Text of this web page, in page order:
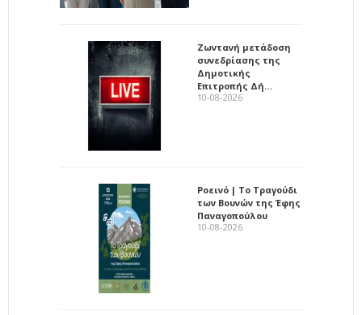
Ζωντανή μετάδοση
συνεδρίασης της
Δημοτικής
Επιτροπής Δή…
10-08-2026
Ροεινό | Το Τραγούδι
των Βουνών της Έφης
Παναγοπούλου
10-08-2026